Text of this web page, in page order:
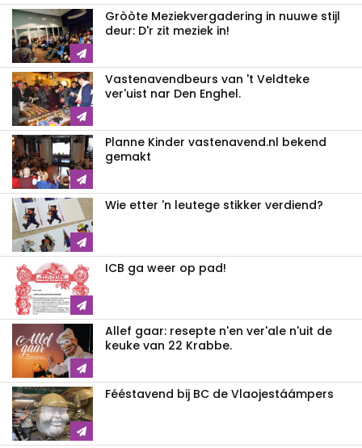
Gròòte Meziekvergadering in nuuwe stijl
deur: D'r zit meziek in!
Vastenavendbeurs van 't Veldteke
ver'uist nar Den Enghel.
Planne Kinder vastenavend.nl bekend
gemakt
Wie etter 'n leutege stikker verdiend?
ICB ga weer op pad!
Allef gaar: resepte n'en ver'ale n'uit de
keuke van 22 Krabbe.
Fééstavend bij BC de Vlaojestáámpers